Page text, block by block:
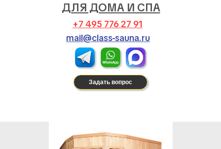
ДЛЯ ДОМА И СПА
+7 495 776 27 91
mail@class-sauna.ru
Задать вопрос